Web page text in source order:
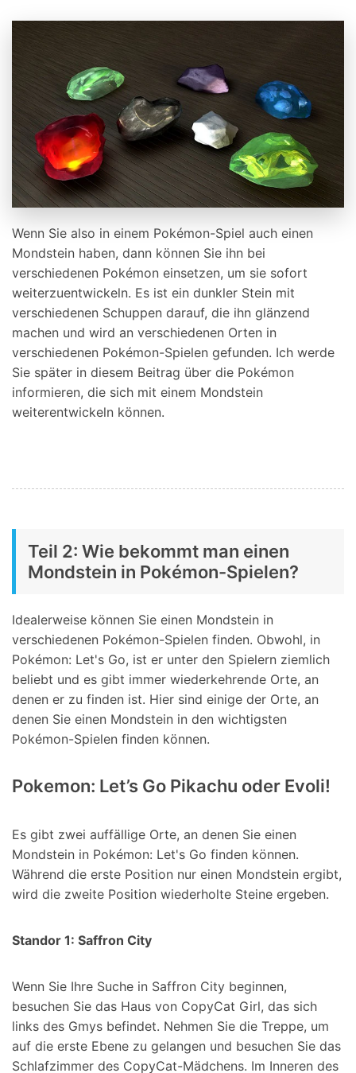
Wenn Sie also in einem Pokémon-Spiel auch einen
Mondstein haben, dann können Sie ihn bei
verschiedenen Pokémon einsetzen, um sie sofort
weiterzuentwickeln. Es ist ein dunkler Stein mit
verschiedenen Schuppen darauf, die ihn glänzend
machen und wird an verschiedenen Orten in
verschiedenen Pokémon-Spielen gefunden. Ich werde
Sie später in diesem Beitrag über die Pokémon
informieren, die sich mit einem Mondstein
weiterentwickeln können.
Teil 2: Wie bekommt man einen
Mondstein in Pokémon-Spielen?
Idealerweise können Sie einen Mondstein in
verschiedenen Pokémon-Spielen finden. Obwohl, in
Pokémon: Let's Go, ist er unter den Spielern ziemlich
beliebt und es gibt immer wiederkehrende Orte, an
denen er zu finden ist. Hier sind einige der Orte, an
denen Sie einen Mondstein in den wichtigsten
Pokémon-Spielen finden können.
Pokemon: Let’s Go Pikachu oder Evoli!
Es gibt zwei auffällige Orte, an denen Sie einen
Mondstein in Pokémon: Let's Go finden können.
Während die erste Position nur einen Mondstein ergibt,
wird die zweite Position wiederholte Steine ergeben.
Standor 1: Saffron City
Wenn Sie Ihre Suche in Saffron City beginnen,
besuchen Sie das Haus von CopyCat Girl, das sich
links des Gmys befindet. Nehmen Sie die Treppe, um
auf die erste Ebene zu gelangen und besuchen Sie das
Schlafzimmer des CopyCat-Mädchens. Im Inneren des